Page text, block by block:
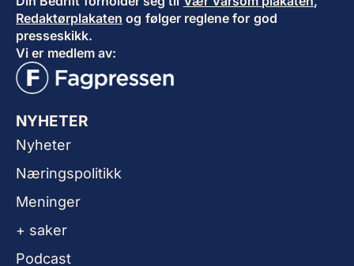
Redaktørplakaten og følger reglene for god
presseskikk.
Vi er medlem av:
NYHETER
Nyheter
Næringspolitikk
Meninger
+ saker
Podcast